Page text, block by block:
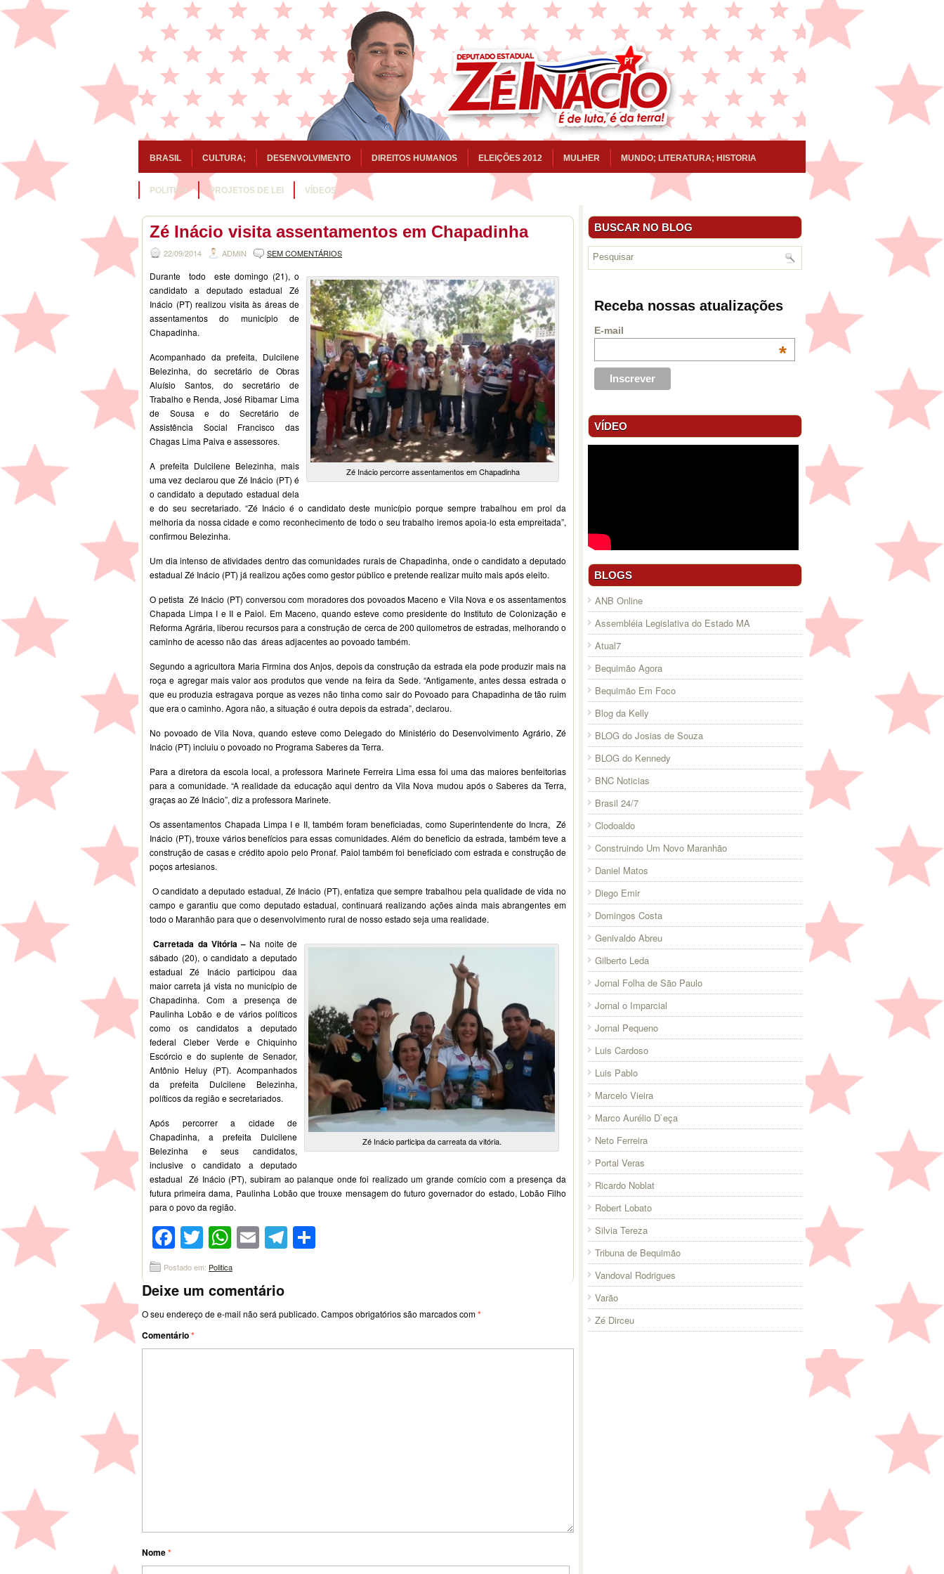
BRASIL CULTURA; DESENVOLVIMENTO DIREITOS HUMANOS ELEIÇÕES 2012 MULHER MUNDO; LITERATURA; HISTORIA
POLITICA PROJETOS DE LEI VÍDEOS
Zé Inácio visita assentamentos em Chapadinha
22/09/2014 ADMIN SEM COMENTÁRIOS
Zé Inácio percorre assentamentos em Chapadinha
Durante todo este domingo (21), o
candidato a deputado estadual Zé
Inácio (PT) realizou visita às áreas de
assentamentos do município de
Chapadinha.
Acompanhado da prefeita, Dulcilene
Belezinha, do secretário de Obras
Aluísio Santos, do secretário de
Trabalho e Renda, José Ribamar Lima
de Sousa e do Secretário de
Assistência Social Francisco das
Chagas Lima Paiva e assessores.
A prefeita Dulcilene Belezinha, mais
uma vez declarou que Zé Inácio (PT) é
o candidato a deputado estadual dela
e do seu secretariado. “Zé Inácio é o candidato deste município porque sempre trabalhou em prol da
melhoria da nossa cidade e como reconhecimento de todo o seu trabalho iremos apoia-lo esta empreitada”,
confirmou Belezinha.
Um dia intenso de atividades dentro das comunidades rurais de Chapadinha, onde o candidato a deputado
estadual Zé Inácio (PT) já realizou ações como gestor público e pretende realizar muito mais após eleito.
O petista Zé Inácio (PT) conversou com moradores dos povoados Maceno e Vila Nova e os assentamentos
Chapada Limpa I e II e Paiol. Em Maceno, quando esteve como presidente do Instituto de Colonização e
Reforma Agrária, liberou recursos para a construção de cerca de 200 quilometros de estradas, melhorando o
caminho de acesso não das áreas adjacentes ao povoado também.
Segundo a agricultora Maria Firmina dos Anjos, depois da construção da estrada ela pode produzir mais na
roça e agregar mais valor aos produtos que vende na feira da Sede. “Antigamente, antes dessa estrada o
que eu produzia estragava porque as vezes não tinha como sair do Povoado para Chapadinha de tão ruim
que era o caminho. Agora não, a situação é outra depois da estrada”, declarou.
No povoado de Vila Nova, quando esteve como Delegado do Ministério do Desenvolvimento Agrário, Zé
Inácio (PT) incluiu o povoado no Programa Saberes da Terra.
Para a diretora da escola local, a professora Marinete Ferreira Lima essa foi uma das maiores benfeitorias
para a comunidade. “A realidade da educação aqui dentro da Vila Nova mudou após o Saberes da Terra,
graças ao Zé Inácio”, diz a professora Marinete.
Os assentamentos Chapada Limpa I e II, também foram beneficiadas, como Superintendente do Incra, Zé
Inácio (PT), trouxe vários benefícios para essas comunidades. Além do beneficio da estrada, também teve a
construção de casas e crédito apoio pelo Pronaf. Paiol também foi beneficiado com estrada e construção de
poços artesianos.
O candidato a deputado estadual, Zé Inácio (PT), enfatiza que sempre trabalhou pela qualidade de vida no
campo e garantiu que como deputado estadual, continuará realizando ações ainda mais abrangentes em
todo o Maranhão para que o desenvolvimento rural de nosso estado seja uma realidade.
Zé Inácio participa da carreata da vitória.
Carretada da Vitória – Na noite de
sábado (20), o candidato a deputado
estadual Zé Inácio participou daa
maior carreta já vista no município de
Chapadinha. Com a presença de
Paulinha Lobão e de vários políticos
como os candidatos a deputado
federal Cleber Verde e Chiquinho
Escórcio e do suplente de Senador,
Antônio Heluy (PT). Acompanhados
da prefeita Dulcilene Belezinha,
políticos da região e secretariados.
Após percorrer a cidade de
Chapadinha, a prefeita Dulcilene
Belezinha e seus candidatos,
inclusive o candidato a deputado
estadual Zé Inácio (PT), subiram ao palanque onde foi realizado um grande comício com a presença da
futura primeira dama, Paulinha Lobão que trouxe mensagem do futuro governador do estado, Lobão Filho
para o povo da região.
Facebook
Twitter
WhatsApp
EmailTelegram
Postado em: Politica
Deixe um comentário
O seu endereço de e-mail não será publicado. Campos obrigatórios são marcados com*
Comentário*
Nome*
BUSCAR NO BLOG
Receba nossas atualizações
E-mail
*
VÍDEO
BLOGS
ANB Online
Assembléia Legislativa do Estado MA
Atual7
Bequimão Agora
Bequimão Em Foco
Blog da Kelly
BLOG do Josias de Souza
BLOG do Kennedy
BNC Noticias
Brasil 24/7
Clodoaldo
Construindo Um Novo Maranhão
Daniel Matos
Diego Emir
Domingos Costa
Genivaldo Abreu
Gilberto Leda
Jornal Folha de São Paulo
Jornal o Imparcial
Jornal Pequeno
Luis Cardoso
Luis Pablo
Marcelo Vieira
Marco Aurélio D`eça
Neto Ferreira
Portal Veras
Ricardo Noblat
Robert Lobato
Silvia Tereza
Tribuna de Bequimão
Vandoval Rodrigues
Varão
Zé Dirceu